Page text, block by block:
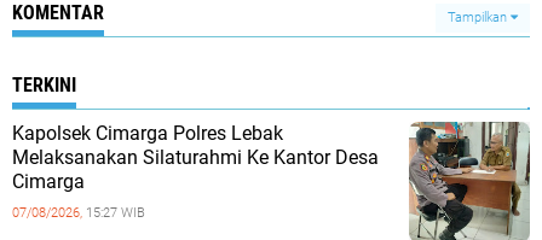
KOMENTAR Tampilkan
TERKINI
Kapolsek Cimarga Polres Lebak
Melaksanakan Silaturahmi Ke Kantor Desa
Cimarga
07/08/2026, 15:27 WIB